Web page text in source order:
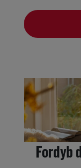
Fordyb